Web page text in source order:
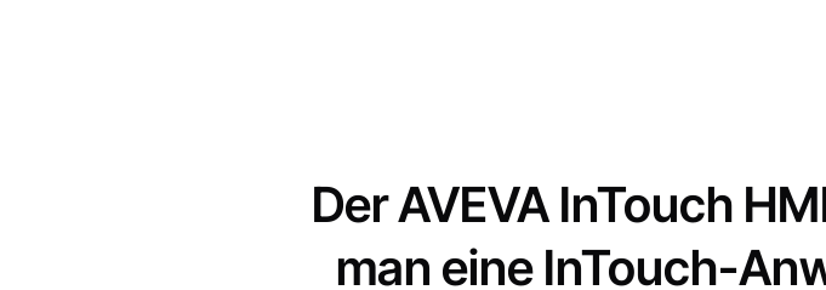
Der AVEVA InTouch
man eine InTouch-